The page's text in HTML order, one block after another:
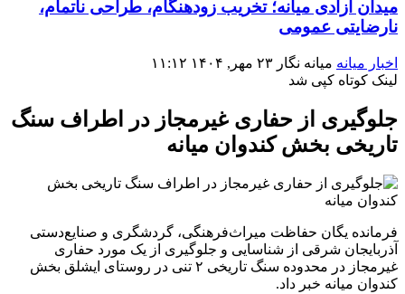
میدان آزادی میانه؛ تخریب زودهنگام، طراحی ناتمام،
نارضایتی عمومی
اخبار میانه میانه نگار ۲۳ مهر, ۱۴۰۴
۱۱:۱۲
لینک کوتاه کپی شد
جلوگیری از حفاری غیرمجاز در اطراف سنگ
تاریخی بخش کندوان میانه
فرمانده یگان حفاظت میراث‌فرهنگی، گردشگری و صنایع‌دستی
آذربایجان شرقی از شناسایی و جلوگیری از یک مورد حفاری
غیرمجاز در محدوده سنگ تاریخی ۲ تنی در روستای ایشلق بخش
کندوان میانه خبر داد.